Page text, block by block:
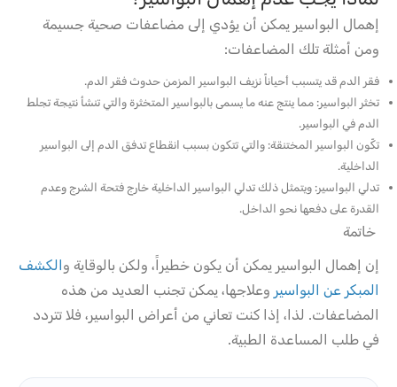
إهمال البواسير يمكن أن يؤدي إلى مضاعفات صحية جسيمة
ومن أمثلة تلك المضاعفات:
فقر الدم قد يتسبب أحياناً نزيف البواسير المزمن حدوث فقر الدم.
تخثر البواسير: مما ينتج عنه ما يسمى بالبواسير المتخثرة والتي تنشأ نتيجة تجلط
الدم في البواسير.
تكّون البواسير المختنقة: والتي تتكون بسبب انقطاع تدفق الدم إلى البواسير
الداخلية.
تدلي البواسير: ويتمثل ذلك تدلي البواسير الداخلية خارج فتحة الشرج وعدم
القدرة على دفعها نحو الداخل.
خاتمة
إن إهمال البواسير يمكن أن يكون خطيراً، ولكن بالوقاية والكشف
المبكر عن البواسير وعلاجها، يمكن تجنب العديد من هذه
المضاعفات. لذا، إذا كنت تعاني من أعراض البواسير، فلا تتردد
في طلب المساعدة الطبية.